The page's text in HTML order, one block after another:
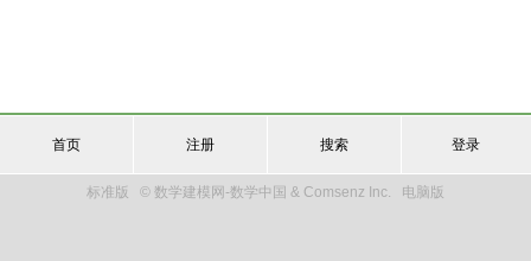
首页 注册 搜索 登录
标准版 © 数学建模网-数学中国 & Comsenz Inc. 电脑版